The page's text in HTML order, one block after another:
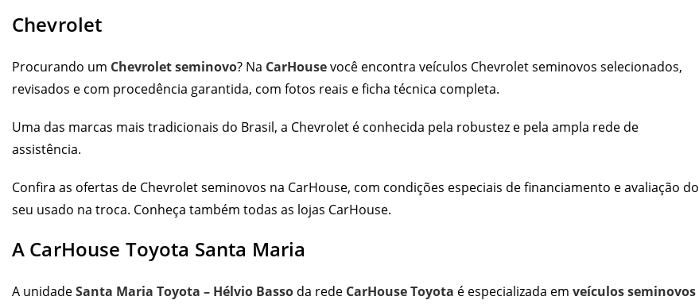
Chevrolet
Procurando um Chevrolet seminovo? Na CarHousevocê encontra veículos Chevrolet seminovos selecionados,
revisados e com procedência garantida, com fotos reais e ficha técnica completa.
Uma das marcas mais tradicionais do Brasil, a Chevrolet é conhecida pela robustez e pela ampla rede de
assistência.
Confira as ofertas de Chevrolet seminovos na CarHouse, com condições especiais de financiamento e avaliação do
seu usado na troca. Conheça também todas as lojas CarHouse.
A CarHouse Toyota Santa Maria
A unidadeSanta Maria Toyota – Hélvio Basso da rede CarHouse Toyota é especializada em veículos seminovos